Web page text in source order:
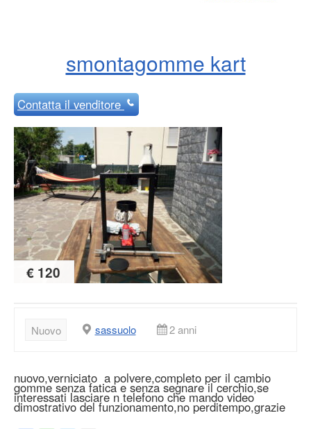
smontagomme kart
Contattail venditore
€ 120
Nuovo sassuolo 2 anni
nuovo,verniciato a polvere,completo per il cambio
gomme senza fatica e senza segnare il cerchio,se
interessati lasciare n telefono che mando video
dimostrativo del funzionamento,no perditempo,grazie